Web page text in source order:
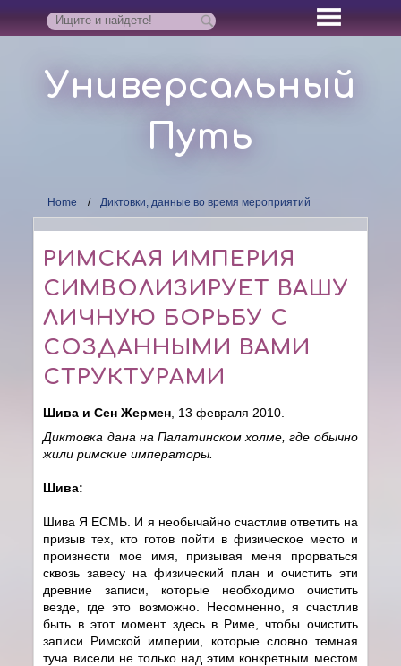
Универсальный
Путь
Home Диктовки, данные во время мероприятий
РИМСКАЯ ИМПЕРИЯ
СИМВОЛИЗИРУЕТ ВАШУ
ЛИЧНУЮ БОРЬБУ С
СОЗДАННЫМИ ВАМИ
СТРУКТУРАМИ
Шива и Сен Жермен , 13 февраля 2010.
Диктовка дана на Палатинском холме, где обычно
жили римские императоры.
Шива:
Шива Я ЕСМЬ. И я необычайно счастлив ответить на
призыв тех, кто готов пойти в физическое место и
произнести мое имя, призывая меня прорваться
сквозь завесу на физический план и очистить эти
древние записи, которые необходимо очистить
везде, где это возможно. Несомненно, я счастлив
быть в этот момент здесь в Риме, чтобы очистить
записи Римской империи, которые словно темная
туча висели не только над этим конкретным местом